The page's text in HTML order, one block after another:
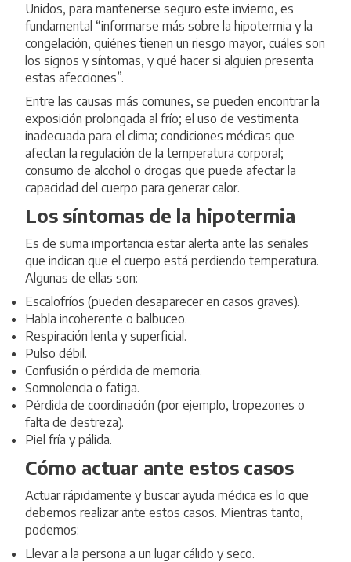
Unidos, para mantenerse seguro este invierno, es
fundamental “informarse más sobre la hipotermia y la
congelación, quiénes tienen un riesgo mayor, cuáles son
los signos y síntomas, y qué hacer si alguien presenta
estas afecciones”.
Entre las causas más comunes, se pueden encontrar la
exposición prolongada al frío; el uso de vestimenta
inadecuada para el clima; condiciones médicas que
afectan la regulación de la temperatura corporal;
consumo de alcohol o drogas que puede afectar la
capacidad del cuerpo para generar calor.
Los síntomas de la hipotermia
Es de suma importancia estar alerta ante las señales
que indican que el cuerpo está perdiendo temperatura.
Algunas de ellas son:
Escalofríos (pueden desaparecer en casos graves).
Habla incoherente o balbuceo.
Respiración lenta y superficial.
Pulso débil.
Confusión o pérdida de memoria.
Somnolencia o fatiga.
Pérdida de coordinación (por ejemplo, tropezones o
falta de destreza).
Piel fría y pálida.
Cómo actuar ante estos casos
Actuar rápidamente y buscar ayuda médica es lo que
debemos realizar ante estos casos. Mientras tanto,
podemos:
Llevar a la persona a un lugar cálido y seco.